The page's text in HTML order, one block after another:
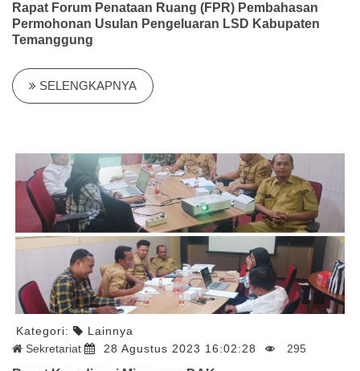
Rapat Forum Penataan Ruang (FPR) Pembahasan
Permohonan Usulan Pengeluaran LSD Kabupaten
Temanggung
SELENGKAPNYA
Kategori:
Lainnya
Sekretariat
28 Agustus 2023 16:02:28 295